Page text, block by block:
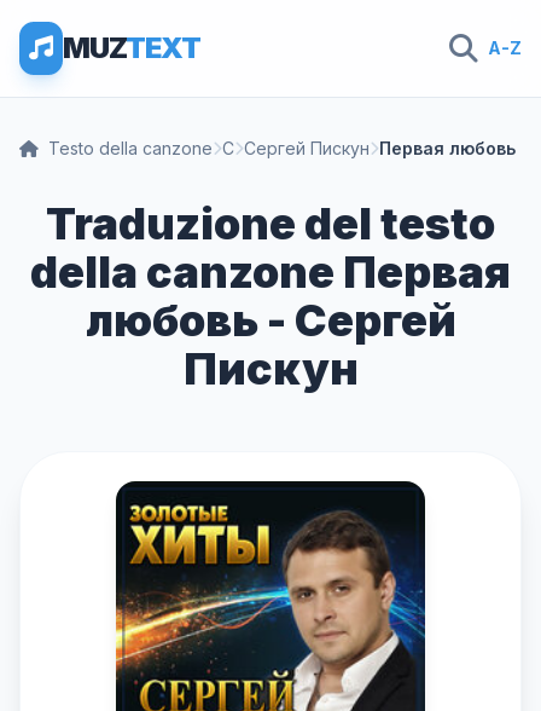
MUZTEXT A-Z
Testo della canzone С Сергей Пискун Первая любовь
Traduzione del testo
della canzone Первая
любовь - Сергей
Пискун